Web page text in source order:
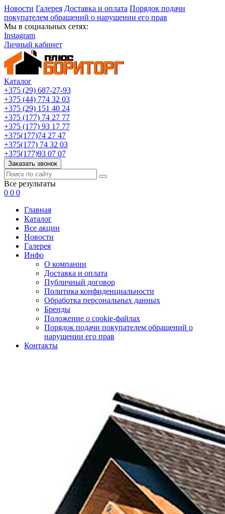
Новости Галерея Доставка и оплата Порядок подачи
покупателем обращений о нарушении его прав
Мы в социальных сетях:
Instagram
Личный кабинет
Каталог
+375 (29) 687-27-93
+375 (44) 774 32 03
+375 (29) 151 40 24
+375 (177) 74 27 77
+375 (177) 93 17 77
+375(177)74 27 47
+375(177) 74 32 03
+375(177)93 07 07
Заказать звонок
Все результаты
0 0 0
Главная
Каталог
Все акции
Новости
Галерея
Инфо
О компании
Доставка и оплата
Публичный договор
Политика конфиденциальности
Обработка персональных данных
Бренды
Положение о cookie-файлах
Порядок подачи покупателем обращений о
нарушении его прав
Контакты